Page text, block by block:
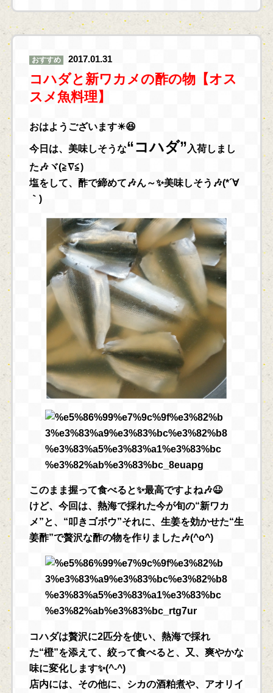
おすすめ 2017.01.31
コハダと新ワカメの酢の物【オス
スメ魚料理】
おはようございます☀😆
今日は、美味しそうな“コハダ” 入荷しまし
た🎶ヾ(≧∇≦)
塩をして、酢で締めて🎶ん～✨美味しそう🎶(*´∀
｀)
このまま握って食べると✨最高ですよね🎶😆
けど、今回は、熱海で採れた今が旬の“新ワカ
メ”と、“叩きゴボウ”それに、生姜を効かせた“生
姜酢”で贅沢な酢の物を作りました🎶(^o^)
コハダは贅沢に2匹分を使い、熱海で採れ
た“橙”を添えて、絞って食べると、又、爽やかな
味に変化します✨(^-^)
店内には、その他に、シカの酒粕煮や、アオリイ